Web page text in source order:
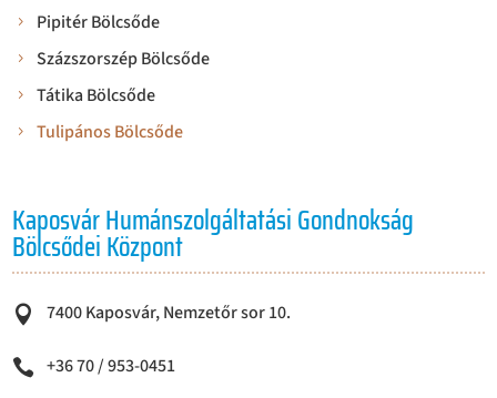
Pipitér Bölcsőde
Százszorszép Bölcsőde
Tátika Bölcsőde
Tulipános Bölcsőde
Kaposvár Humánszolgáltatási Gondnokság
Bölcsődei Központ
 7400 Kaposvár, Nemzetőr sor 10.
 +36 70 / 953-0451